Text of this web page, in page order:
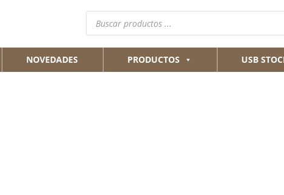
Búsqueda
productos
NOVEDADES PRODUCTOS USB